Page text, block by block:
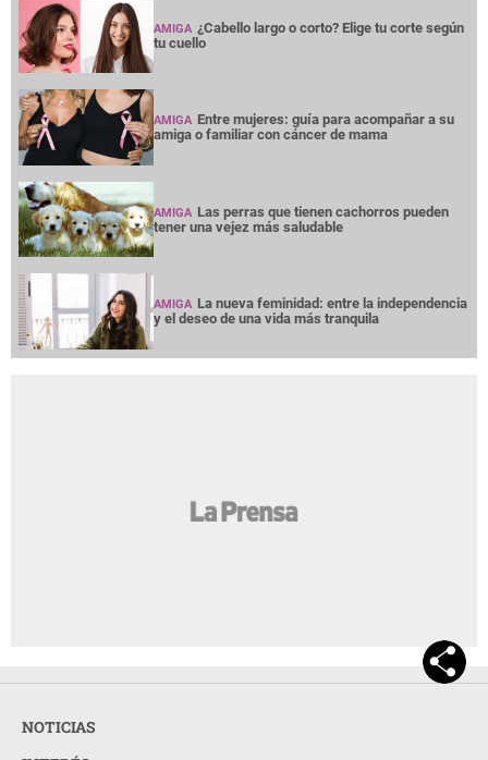
AMIGA ¿Cabello largo o corto? Elige tu corte según
tu cuello
AMIGA Entre mujeres: guía para acompañar a su
amiga o familiar con cáncer de mama
AMIGA Las perras que tienen cachorros pueden
tener una vejez más saludable
AMIGA La nueva feminidad: entre la independencia
y el deseo de una vida más tranquila
NOTICIAS